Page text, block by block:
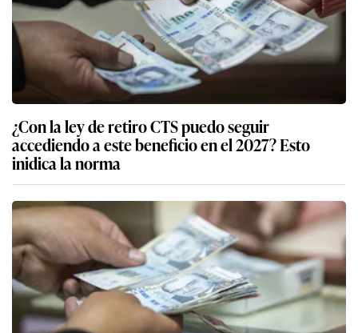
¿Con la ley de retiro CTS puedo seguir
accediendo a este beneficio en el 2027? Esto
inidica la norma